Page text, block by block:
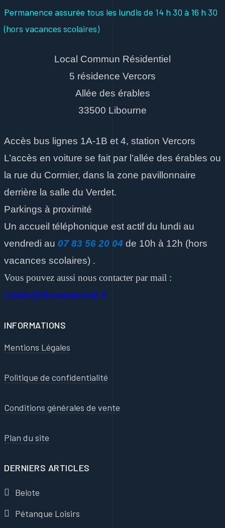
Permanence assurée tous les lundis de 14 h 30 à 16 h 30
(hors vacances scolaires)
Local Commun Résidentiel
5 résidence Vercors
Allée des érables
33500 Libourne
Accès bus lignes 1A-1B et 4, station Vercors
L’accès en voiture se fait par l’allée des érables ou
la rue du Cormier, dans la zone pavillonnaire
derrière la salle du Verdet.
Parkings à proximité
Un accueil téléphonique est actif du lundi au
vendredi au 07 83 56 20 04 de 10h à 12h (hors
vacances scolaires) .
Vous pouvez aussi nous contacter par mail :
contact@libourneaccueil.fr
INFORMATIONS
Mentions Légales
Politique de confidentialité
Conditions générales de vente
Plan du site
DERNIERS ARTICLES
Belote
Pétanque Loisirs